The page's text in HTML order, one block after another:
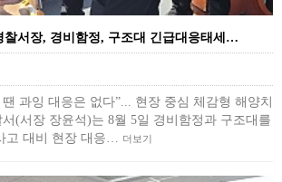
찰서장, 경비함정, 구조대 긴급대응태세…
과잉 대응은 없다”... 현장 중심 체감형 해양치
(서장 장윤석)는 8월 5일 경비함정과 구조대를
고 대비 현장 대응…
더보기